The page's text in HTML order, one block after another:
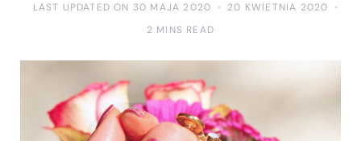
LAST UPDATED ON 30 MAJA 2020
20 KWIETNIA 2020
2 MINS READ